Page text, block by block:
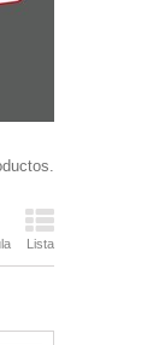
Lista